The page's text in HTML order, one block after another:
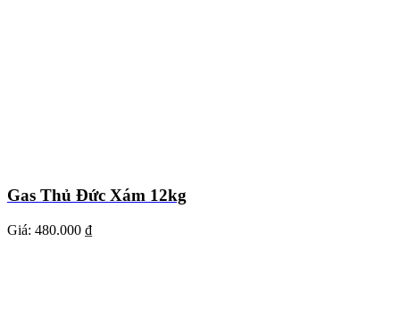
Gas Thủ Đức Xám 12kg
Giá: 480.000 ₫